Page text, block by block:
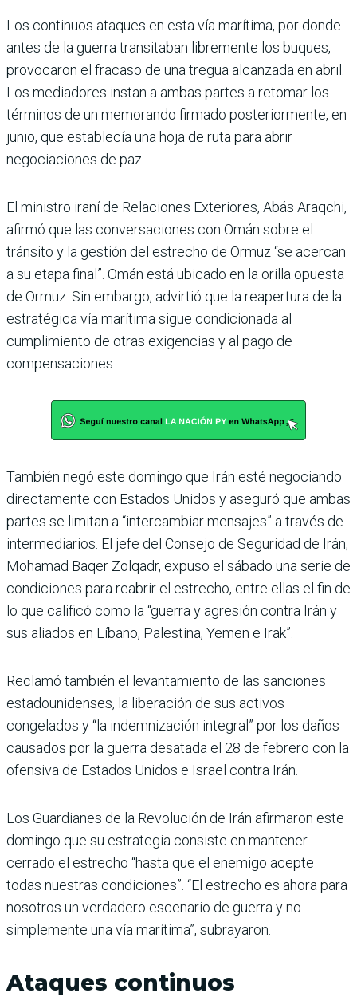
Los continuos ataques en esta vía marítima, por donde
antes de la guerra transitaban libremente los buques,
provocaron el fracaso de una tregua alcanzada en abril.
Los mediadores instan a ambas partes a retomar los
términos de un memorando firmado posteriormente, en
junio, que establecía una hoja de ruta para abrir
negociaciones de paz.
El ministro iraní de Relaciones Exteriores, Abás Araqchi,
afirmó que las conversaciones con Omán sobre el
tránsito y la gestión del estrecho de Ormuz “se acercan
a su etapa final”. Omán está ubicado en la orilla opuesta
de Ormuz. Sin embargo, advirtió que la reapertura de la
estratégica vía marítima sigue condicionada al
cumplimiento de otras exigencias y al pago de
compensaciones.
También negó este domingo que Irán esté negociando
directamente con Estados Unidos y aseguró que ambas
partes se limitan a “intercambiar mensajes” a través de
intermediarios. El jefe del Consejo de Seguridad de Irán,
Mohamad Baqer Zolqadr, expuso el sábado una serie de
condiciones para reabrir el estrecho, entre ellas el fin de
lo que calificó como la “guerra y agresión contra Irán y
sus aliados en Líbano, Palestina, Yemen e Irak”.
Reclamó también el levantamiento de las sanciones
estadounidenses, la liberación de sus activos
congelados y “la indemnización integral” por los daños
causados por la guerra desatada el 28 de febrero con la
ofensiva de Estados Unidos e Israel contra Irán.
Los Guardianes de la Revolución de Irán afirmaron este
domingo que su estrategia consiste en mantener
cerrado el estrecho “hasta que el enemigo acepte
todas nuestras condiciones”. “El estrecho es ahora para
nosotros un verdadero escenario de guerra y no
simplemente una vía marítima”, subrayaron.
Ataques continuos